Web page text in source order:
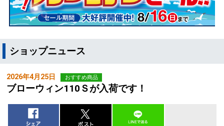
ショップニュース
2026年4月25日 おすすめ商品
ブローウィン110Ｓが入荷です！